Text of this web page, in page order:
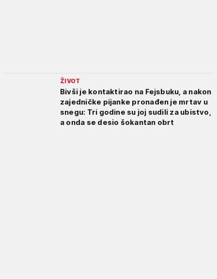
ŽIVOT
Bivši je kontaktirao na Fejsbuku, a nakon
zajedničke pijanke pronađen je mrtav u
snegu: Tri godine su joj sudili za ubistvo,
a onda se desio šokantan obrt